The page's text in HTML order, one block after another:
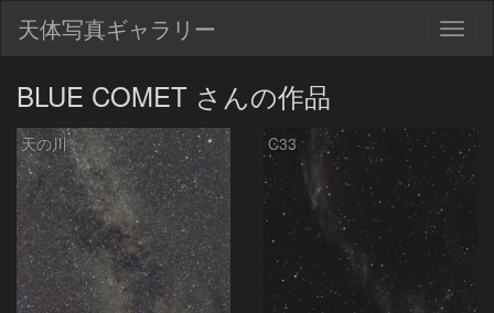
天体写真ギャラリー
BLUE COMET さんの作品
天の川 C33